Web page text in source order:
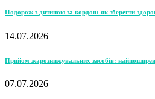
Подорож з дитиною за кордон: як зберегти
14.07.2026
Прийом жарознижувальних засобів:
07.07.2026